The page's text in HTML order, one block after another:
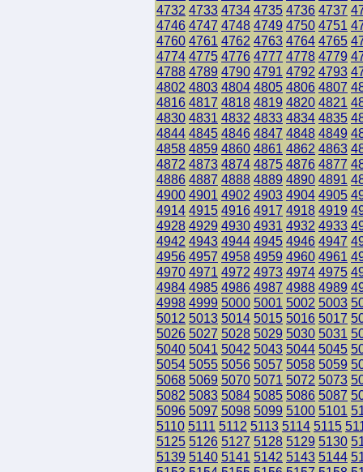
4732 4733 4734 4735 4736 4737
4746 4747 4748 4749 4750 4751
4760 4761 4762 4763 4764 4765
4774 4775 4776 4777 4778 4779
4788 4789 4790 4791 4792 4793
4802 4803 4804 4805 4806 4807
4816 4817 4818 4819 4820 4821
4830 4831 4832 4833 4834 4835
4844 4845 4846 4847 4848 4849
4858 4859 4860 4861 4862 4863
4872 4873 4874 4875 4876 4877
4886 4887 4888 4889 4890 4891
4900 4901 4902 4903 4904 4905
4914 4915 4916 4917 4918 4919
4928 4929 4930 4931 4932 4933
4942 4943 4944 4945 4946 4947
4956 4957 4958 4959 4960 4961
4970 4971 4972 4973 4974 4975
4984 4985 4986 4987 4988 4989
4998 4999 5000 5001 5002 5003
5012 5013 5014 5015 5016 5017
5026 5027 5028 5029 5030 5031
5040 5041 5042 5043 5044 5045
5054 5055 5056 5057 5058 5059
5068 5069 5070 5071 5072 5073
5082 5083 5084 5085 5086 5087
5096 5097 5098 5099 5100 5101
5110 5111 5112 5113 5114 5115
5125 5126 5127 5128 5129 5130
5139 5140 5141 5142 5143 5144